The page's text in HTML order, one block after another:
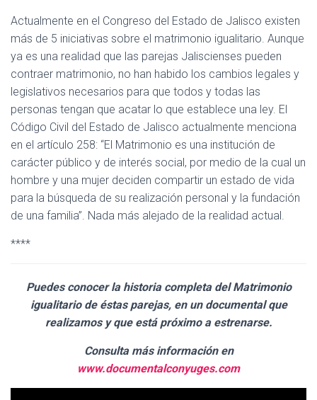
Actualmente en el Congreso del Estado de Jalisco existen
más de 5 iniciativas sobre el matrimonio igualitario. Aunque
ya es una realidad que las parejas Jaliscienses pueden
contraer matrimonio, no han habido los cambios legales y
legislativos necesarios para que todos y todas las
personas tengan que acatar lo que establece una ley. El
Código Civil del Estado de Jalisco actualmente menciona
en el artículo 258: “El Matrimonio es una institución de
carácter público y de interés social, por medio de la cual un
hombre y una mujer deciden compartir un estado de vida
para la búsqueda de su realización personal y la fundación
de una familia”. Nada más alejado de la realidad actual.
****
Puedes conocer la historia completa del Matrimonio
igualitario de éstas parejas, en un documental que
realizamos y que está próximo a estrenarse.
Consulta más información en
www.documentalconyuges.com